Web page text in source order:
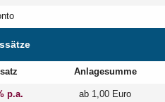
Anlagesumme
p.a. ab 1,00 Euro